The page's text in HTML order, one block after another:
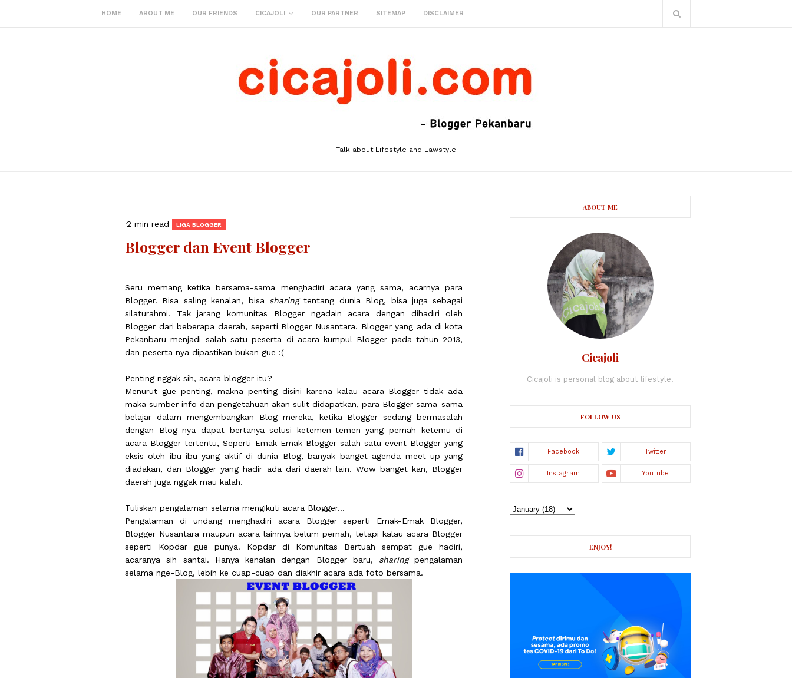
HOME ABOUT ME OUR FRIENDS CICAJOLI OUR PARTNER SITEMAP DISCLAIMER
Talk about Lifestyle and Lawstyle
·2 min read LIGA BLOGGER
Blogger dan Event Blogger
Seru memang ketika bersama-sama menghadiri acara yang sama, acarnya para
Blogger. Bisa saling kenalan, bisa sharingtentang dunia Blog, bisa juga sebagai
silaturahmi. Tak jarang komunitas Blogger ngadain acara dengan dihadiri oleh
Blogger dari beberapa daerah, seperti Blogger Nusantara. Blogger yang ada di kota
Pekanbaru menjadi salah satu peserta di acara kumpul Blogger pada tahun 2013,
dan peserta nya dipastikan bukan gue :(
Penting nggak sih, acara blogger itu?
Menurut gue penting, makna penting disini karena kalau acara Blogger tidak ada
maka sumber info dan pengetahuan akan sulit didapatkan, para Blogger sama-sama
belajar dalam mengembangkan Blog mereka, ketika Blogger sedang bermasalah
dengan Blog nya dapat bertanya solusi ketemen-temen yang pernah ketemu di
acara Blogger tertentu, Seperti Emak-Emak Blogger salah satu event Blogger yang
eksis oleh ibu-ibu yang aktif di dunia Blog, banyak banget agenda meet up yang
diadakan, dan Blogger yang hadir ada dari daerah lain. Wow banget kan, Blogger
daerah juga nggak mau kalah.
Tuliskan pengalaman selama mengikuti acara Blogger...
Pengalaman di undang menghadiri acara Blogger seperti Emak-Emak Blogger,
Blogger Nusantara maupun acara lainnya belum pernah, tetapi kalau acara Blogger
seperti Kopdar gue punya. Kopdar di Komunitas Bertuah sempat gue hadiri,
acaranya sih santai. Hanya kenalan dengan Blogger baru, sharingpengalaman
selama nge-Blog, lebih ke cuap-cuap dan diakhir acara ada foto bersama.
ABOUT ME
Cicajoli
Cicajoli is personal blog about lifestyle.
FOLLOW US
ENJOY!